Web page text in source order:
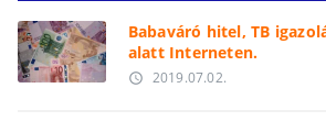
Babaváró hitel, TB
alatt Interneten.
access_time 2019.07.02.